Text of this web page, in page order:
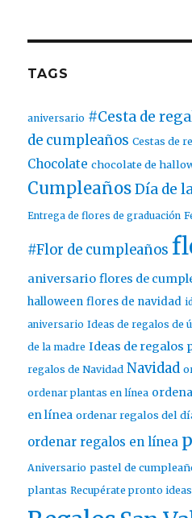
TAGS
aniversario #Cesta de
de cumpleaños Cestas de
Chocolate chocolate de
Cumpleaños Día de
Entrega de flores de graduación
#Flor de cumpleaños
aniversario flores de
halloween flores de navidad
aniversario Ideas de regalos de
de la madre Ideas de regalos
regalos de Navidad Navidad
ordenar plantas en línea
en línea ordenar regalos del
ordenar regalos en línea
Aniversario pastel de
plantas Recupérate pronto